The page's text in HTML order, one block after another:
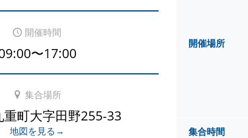
開催時間
〜17:00
集合場所
重町大字田野255-33
地図を見る→
開催場所
集合時間